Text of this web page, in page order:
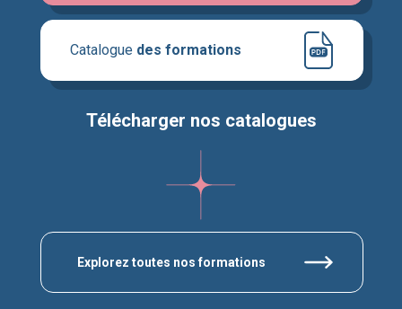
Explorez toutes nos formations
Télécharger nos catalogues
Catalogue des formations